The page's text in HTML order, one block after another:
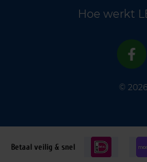
Hoe werkt
©
Betaal veilig & snel